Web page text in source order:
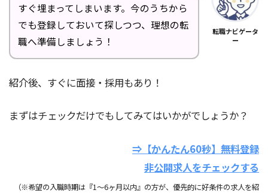
すぐ埋まってしまいます。今のうちから
でも登録しておいて探しつつ、理想の転
職へ準備しましょう！
転職ナビゲータ
ー
紹介後、すぐに面接・採用もあり！
まずはチェックだけでもしてみてはいかがでしょうか？
⇒【かんたん60秒】無料登録
非公開求人をチェックする
（※希望の入職時期は『1～6ヶ月以内』の方が、優先的に好条件の求人を紹